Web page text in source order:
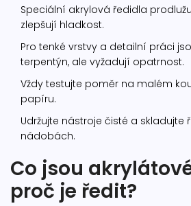
Speciální akrylová ředidla
zlepšují hladkost.
Pro tenké vrstvy a detailní práci
terpentýn, ale vyžadují opatrnost.
Vždy testujte poměr na malém
papíru.
Udržujte nástroje čisté a skladujte
nádobách.
Co jsou
proč je ředit?